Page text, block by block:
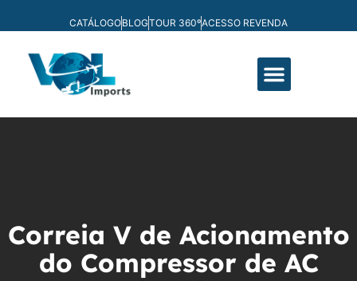
CATÁLOGOBLOGTOUR 360ºACESSO REVENDA
Correia V de Acionamento
do Compressor de AC